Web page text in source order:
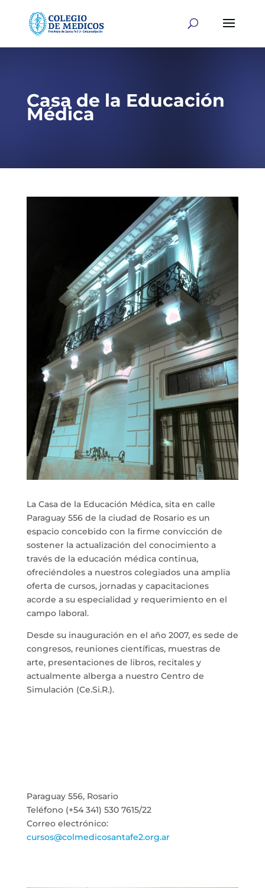
Casa de la Educación
Médica
La Casa de la Educación Médica, sita en calle
Paraguay 556 de la ciudad de Rosario es un
espacio concebido con la firme convicción de
sostener la actualización del conocimiento a
través de la educación médica continua,
ofreciéndoles a nuestros colegiados una amplia
oferta de cursos, jornadas y capacitaciones
acorde a su especialidad y requerimiento en el
campo laboral.
Desde su inauguración en el año 2007, es sede de
congresos, reuniones científicas, muestras de
arte, presentaciones de libros, recitales y
actualmente alberga a nuestro Centro de
Simulación (Ce.Si.R.).
Paraguay 556, Rosario
Teléfono (+54 341) 530 7615/22
Correo electrónico:
cursos@colmedicosantafe2.org.ar